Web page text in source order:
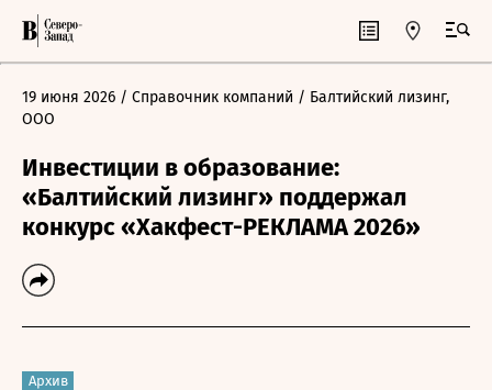
19 июня 2026 / Справочник компаний / Балтийский лизинг,
ООО
Инвестиции в образование:
«Балтийский лизинг» поддержал
конкурс «Хакфест-РЕКЛАМА 2026»
Архив